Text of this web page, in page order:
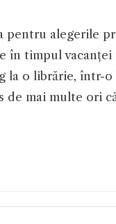
pentru alegerile
în timpul
la o librărie, într-o
de mai multe ori